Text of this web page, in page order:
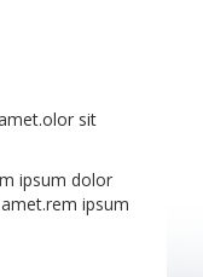
sit
ipsum dolor
ipsum